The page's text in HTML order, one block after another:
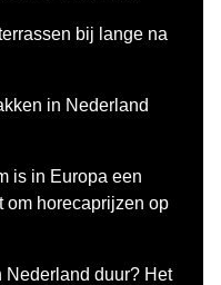
bij lange na
in Nederland
is in Europa een
om horecaprijzen op
Nederland duur? Het